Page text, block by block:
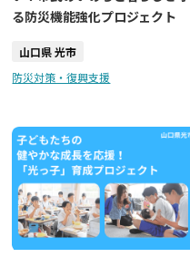
る防災機能強化プロジェクト
山口県 光市
防災対策・復興支援